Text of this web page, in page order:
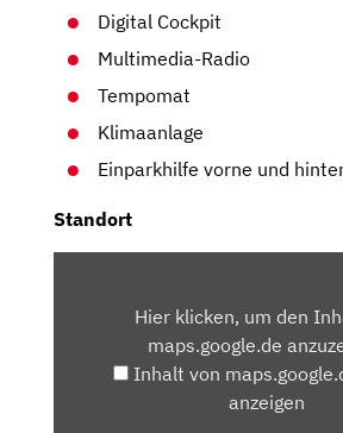
Digital Cockpit
Multimedia-Radio
Tempomat
Klimaanlage
Einparkhilfe vorne und
Standort
MAPS.GOOGLE.DEHier klicken, um den
maps.google.de
Inhalt von
anzeigen